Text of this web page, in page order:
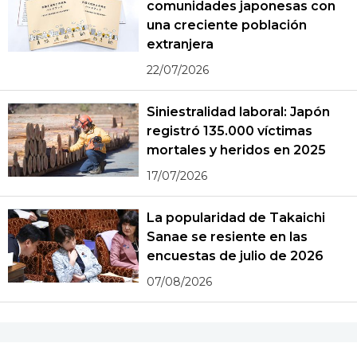
comunidades japonesas con
una creciente población
extranjera
22/07/2026
Siniestralidad laboral: Japón
registró 135.000 víctimas
mortales y heridos en 2025
17/07/2026
La popularidad de Takaichi
Sanae se resiente en las
encuestas de julio de 2026
07/08/2026